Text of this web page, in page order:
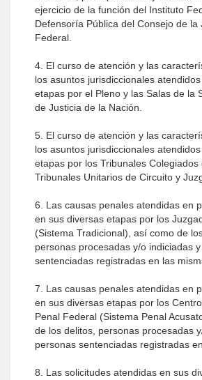
ejercicio de la función del Instituto
Defensoría Pública del Consejo de la
Federal.
4. El curso de atención y las
los asuntos jurisdiccionales
etapas por el Pleno y las Salas de la
de Justicia de la Nación.
5. El curso de atención y las
los asuntos jurisdiccionales
etapas por los Tribunales Colegiados
Tribunales Unitarios de Circuito y
6. Las causas penales atendidas en
en sus diversas etapas por los
(Sistema Tradicional), así como de
personas procesadas y/o indiciadas
sentenciadas registradas en las
7. Las causas penales atendidas en
en sus diversas etapas por los
Penal Federal (Sistema Penal
de los delitos, personas procesadas
personas sentenciadas registradas
8. Las solicitudes atendidas en sus